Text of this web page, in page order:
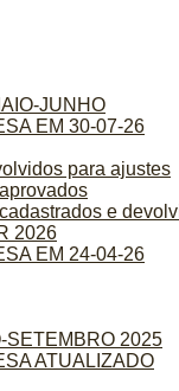
JUNHO
EM 30-07-26
para ajustes
e
2026
EM 24-04-26
SETEMBRO 2025
ATUALIZADO